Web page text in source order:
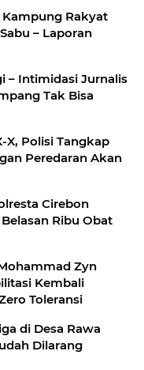
Rakyat
– Laporan
– Intimidasi Jurnalis
Tak Bisa
X, Polisi Tangkap
Peredaran Akan
Cirebon
Ribu Obat
Zyn
Kembali
Toleransi
di Desa Rawa
Dilarang